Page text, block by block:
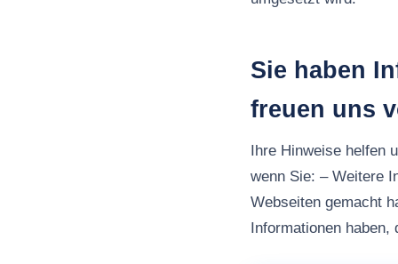
Sie haben
freuen uns
Ihre Hinweise helfen
wenn Sie: – Weitere
Webseiten gemacht
Informationen